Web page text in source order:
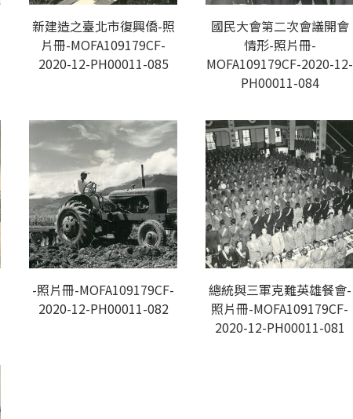
新建造之臺北市復興僑-照
片冊-MOFA109179CF-
2020-12-PH00011-085
國民大會第二次會議開會
情形-照片冊-
MOFA109179CF-2020-12-
PH00011-084
-照片冊-MOFA109179CF-
2020-12-PH00011-082
總統與三軍克難英雄餐會-
照片冊-MOFA109179CF-
2020-12-PH00011-081